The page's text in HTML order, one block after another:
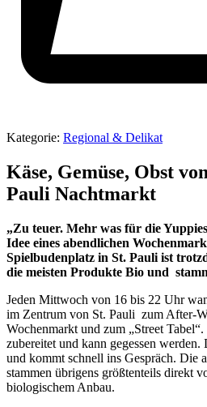
Kategorie: Regional & Delikat
Käse, Gemüse, Obst
Pauli Nachtmarkt
„Zu teuer. Mehr was für die
Idee eines abendlichen
Spielbudenplatz in St. Pauli ist
die meisten Produkte Bio und
Jeden Mittwoch von 16 bis 22 Uhr
im Zentrum von St. Pauli zum After-
Wochenmarkt und zum „Street
zubereitet und kann gegessen werden.
und kommt schnell ins Gespräch. Die
stammen übrigens größtenteils direkt
biologischem Anbau.